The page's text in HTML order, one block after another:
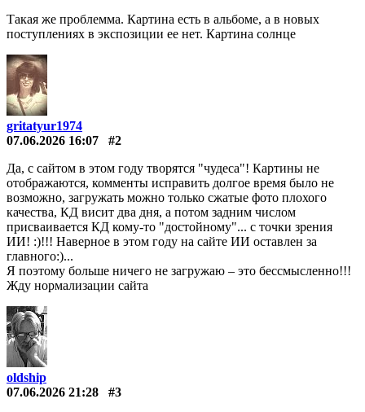
Такая же проблемма. Картина есть в альбоме, а в новых
поступлениях в экспозиции ее нет. Картина солнце
gritatyur1974
07.06.2026 16:07
#2
Да, с сайтом в этом году творятся "чудеса"! Картины не
отображаются, комменты исправить долгое время было не
возможно, загружать можно только сжатые фото плохого
качества, КД висит два дня, а потом задним числом
присваивается КД кому-то "достойному"... с точки зрения
ИИ! :)!!! Наверное в этом году на сайте ИИ оставлен за
главного:)...
Я поэтому больше ничего не загружаю – это бессмысленно!!!
Жду нормализации сайта
oldship
07.06.2026 21:28
#3